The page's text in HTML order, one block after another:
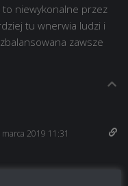
to niewykonalne przez
tu wnerwia ludzi i
zawsze
2019 11:31